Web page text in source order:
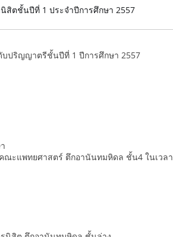
สิตชั้นปีที่ 1 ประจำปีการศึกษา 2557
ปริญญาตรีชั้นปีที่ 1 ปีการศึกษา 2557
ณะแพทยศาสตร์ ตึกอานันทมหิดล ชั้น4 ในเวล